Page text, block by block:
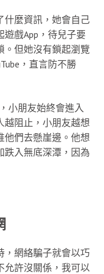
什麼資訊，她會自己
戲App，待兒子要
。但她沒有鎖起瀏覽
，直言防不勝
小朋友始終會進入
越阻止，小朋友越想
他們去懸崖邊。他想
跌入無底深潭，因為
，網絡騙子就會以巧
允許沒關係，我可以